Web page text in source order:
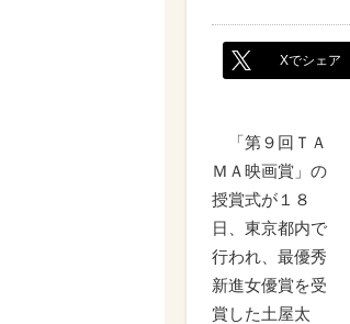
Xでシェア
「第９回ＴＡ
ＭＡ映画賞」の
授賞式が１８
日、東京都内で
行われ、最優秀
新進女優賞を受
賞した土屋太